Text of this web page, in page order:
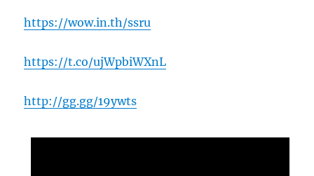
https://wow.in.th/ssru
https://t.co/ujWpbiWXnL
http://gg.gg/19ywts